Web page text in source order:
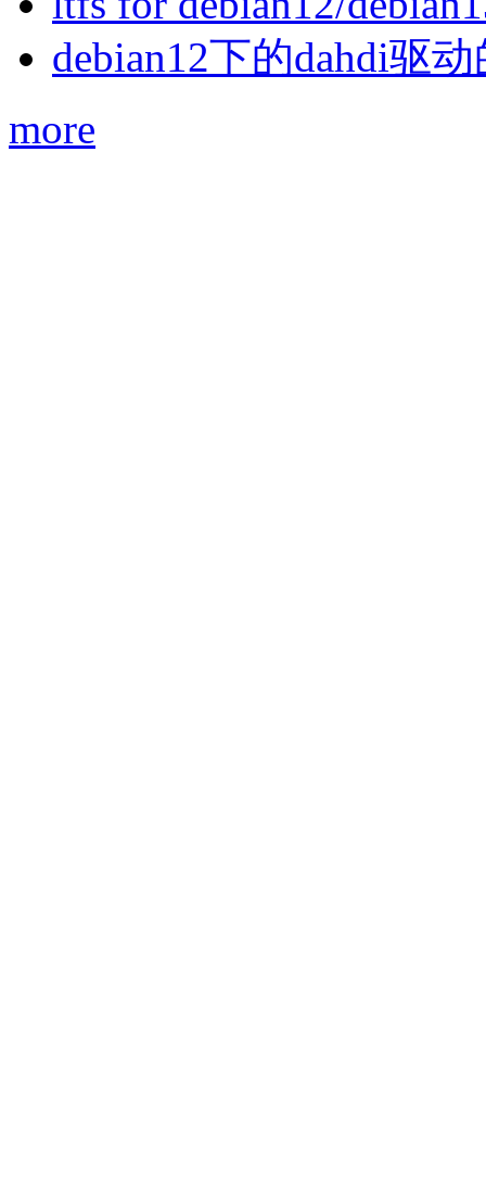
debian12下的dahdi驱动
more